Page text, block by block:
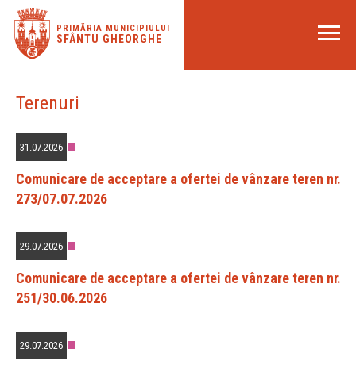
PRIMĂRIA MUNICIPIULUI
SFÂNTU GHEORGHE
Terenuri
31.07.2026
Comunicare de acceptare a ofertei de vânzare teren nr.
273/07.07.2026
29.07.2026
Comunicare de acceptare a ofertei de vânzare teren nr.
251/30.06.2026
29.07.2026